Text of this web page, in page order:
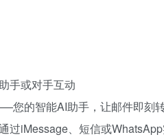
手或对手互动
您的智能AI助手，让邮件即刻
过iMessage、短信或WhatsApp